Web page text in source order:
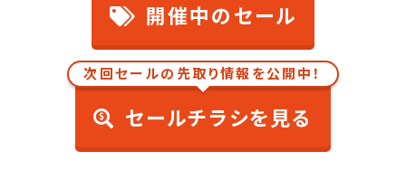
開催中のセール
次回セールの先取り情報を公開中！
セールチラシを見る